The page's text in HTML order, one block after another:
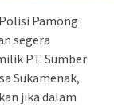
Polisi Pamong
segera
PT. Sumber
Sukamenak,
jika dalam